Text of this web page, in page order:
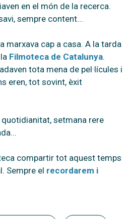
en el món de la recerca.
sempre content...
marxava cap a casa. A la tarda
Filmoteca de Catalunya.
tota mena de pel·lícules i
eren, tot sovint, èxit
setmana rere
compartir tot aquest temps
Sempre el recordarem i